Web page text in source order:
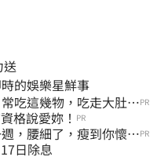
的娛樂星鮮事
吃這幾物，吃走大肚
PR
格說愛妳！ PR
，腰細了，瘦到你懷疑PR
日除息